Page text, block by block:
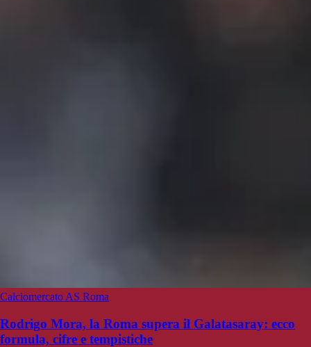
Calciomercato AS Roma
Rodrigo Mora, la Roma supera il Galatasaray: ecco
formula, cifre e tempistiche